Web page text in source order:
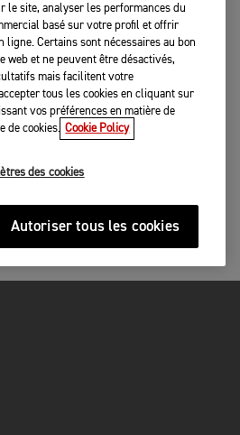
le site, analyser les performances du
basé sur votre profil et offrir
ligne. Certains sont nécessaires au bon
web et ne peuvent être désactivés,
mais facilitent votre
tous les cookies en cliquant sur
vos préférences en matière de
de cookies. Cookie Policy
des cookies
Autoriser tous les cookies